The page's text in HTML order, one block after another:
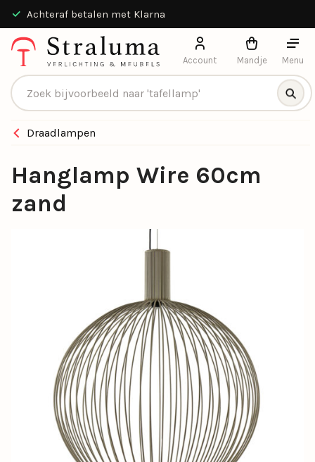
30 dagen bedenktijd
Producten zoeken
Account Mandje Menu
Draadlampen
Hanglamp Wire 60cm
zand